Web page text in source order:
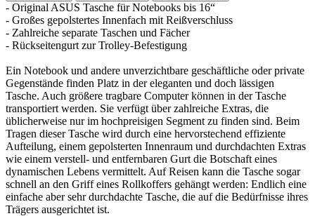
- Original ASUS Tasche für Notebooks bis 16“
- Großes gepolstertes Innenfach mit Reißverschluss
- Zahlreiche separate Taschen und Fächer
- Rückseitengurt zur Trolley-Befestigung
Ein Notebook und andere unverzichtbare geschäftliche oder private
Gegenstände finden Platz in der eleganten und doch lässigen
Tasche. Auch größere tragbare Computer können in der Tasche
transportiert werden. Sie verfügt über zahlreiche Extras, die
üblicherweise nur im hochpreisigen Segment zu finden sind. Beim
Tragen dieser Tasche wird durch eine hervorstechend effiziente
Aufteilung, einem gepolsterten Innenraum und durchdachten Extras
wie einem verstell- und entfernbaren Gurt die Botschaft eines
dynamischen Lebens vermittelt. Auf Reisen kann die Tasche sogar
schnell an den Griff eines Rollkoffers gehängt werden: Endlich eine
einfache aber sehr durchdachte Tasche, die auf die Bedürfnisse ihres
Trägers ausgerichtet ist.